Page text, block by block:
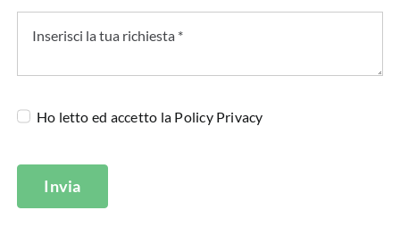
Ho letto ed accetto la Policy Privacy
Invia